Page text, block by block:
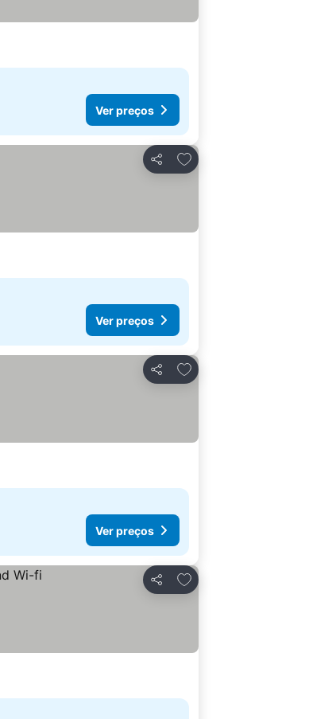
Ver preços
Partilhar
Adicionar aos favoritos
Ver preços
Partilhar
Adicionar aos favoritos
Ver preços
Partilhar
Adicionar aos favoritos